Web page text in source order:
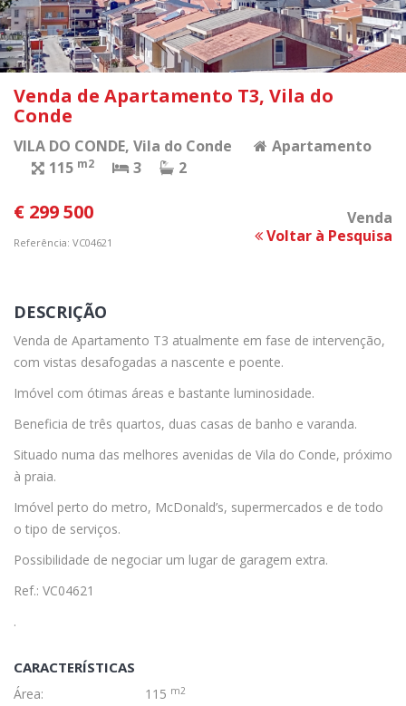
Venda de Apartamento T3, Vila do
Conde
VILA DO CONDE, Vila do Conde
Apartamento
115 m2 3 2
€ 299 500 Venda
Referência: VC04621 Voltar à Pesquisa
DESCRIÇÃO
Venda de Apartamento T3 atualmente em fase de intervenção,
com vistas desafogadas a nascente e poente.
Imóvel com ótimas áreas e bastante luminosidade.
Beneficia de três quartos, duas casas de banho e varanda.
Situado numa das melhores avenidas de Vila do Conde, próximo
à praia.
Imóvel perto do metro, McDonald’s, supermercados e de todo
o tipo de serviços.
Possibilidade de negociar um lugar de garagem extra.
Ref.: VC04621
.
CARACTERÍSTICAS
Área: 115 m2